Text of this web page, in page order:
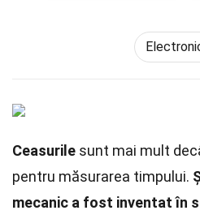
Ceasurile sunt mai mult
pentru măsurarea timpului.
mecanic a fost inventat în